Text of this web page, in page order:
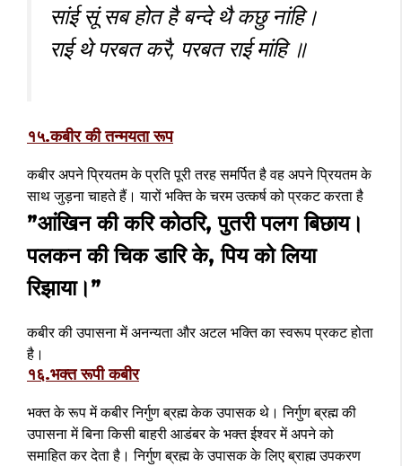
सांई सूं सब होत है बन्दे थै कछु नांहि।
राई थे परबत करै, परबत राई मांहि ॥
१५.कबीर की तन्मयता रूप
कबीर अपने प्रियतम के प्रति पूरी तरह समर्पित है वह अपने प्रियतम के
साथ जुड़ना चाहते हैं। यारों भक्ति के चरम उत्कर्ष को प्रकट करता है
”आंखिन की करि कोठरि, पुतरी पलग बिछाय।
पलकन की चिक डारि के, पिय को लिया
रिझाया।”
कबीर की उपासना में अनन्यता और अटल भक्ति का स्वरूप प्रकट होता
है।
१६.भक्त रूपी कबीर
भक्त के रूप में कबीर निर्गुण ब्रह्म केक उपासक थे। निर्गुण ब्रह्म की
उपासना में बिना किसी बाहरी आडंबर के भक्त ईश्वर में अपने को
समाहित कर देता है। निर्गुण ब्रह्म के उपासक के लिए ब्राह्म उपकरण